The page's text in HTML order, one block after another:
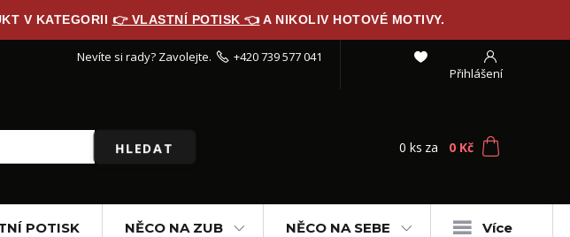
V KATEGORII 👉 VLASTNÍ POTISK 👈 A NIKOLIV HOTOVÉ MOTIVY.
Přihlášení
HLEDAT
Nevíte si rady? Zavolejte. +420 739 577 041
0 ks za 0 Kč
POTISK NĚCO NA ZUB NĚCO NA SEBE Více